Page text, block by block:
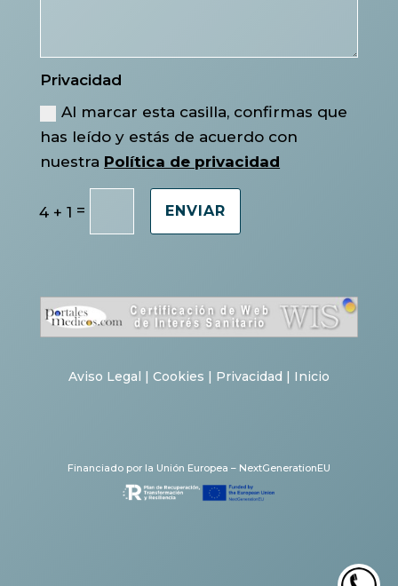
Privacidad
Al marcar esta casilla, confirmas que
has leído y estás de acuerdo con
nuestra Política de privacidad
4 + 1 = ENVIAR
Aviso Legal | Cookies | Privacidad | Inicio
Financiado por la Unión Europea – NextGenerationEU